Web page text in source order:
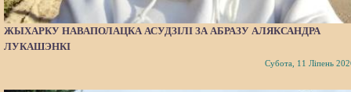
ЖЫХАРКУ НАВАПОЛАЦКА АСУДЗІЛІ ЗА АБРАЗУ АЛЯКСАНДРА
ЛУКАШЭНКІ
Субота, 11 Ліпень